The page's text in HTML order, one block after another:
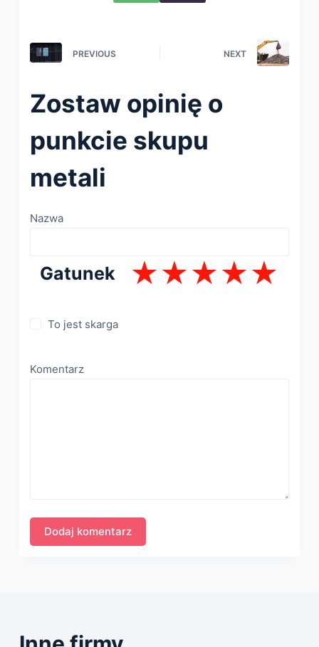
PREVIOUS NEXT
Zostaw opinię o
punkcie skupu
metali
Nazwa
Gatunek
To jest skarga
Komentarz